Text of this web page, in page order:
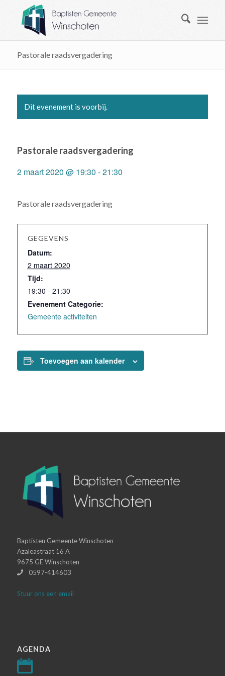
Pastorale raadsvergadering
Dit evenement is voorbij.
Pastorale raadsvergadering
2 maart 2020 @ 19:30 -21:30
Pastorale raadsvergadering
GEGEVENS
Datum:
2 maart 2020
Tijd:
19:30 - 21:30
Evenement Categorie:
Gemeente activiteiten
Toevoegen aan kalender
Baptisten Gemeente Winschoten
Azaleastraat 16 A
9675 GE Winschoten
0597-414603
Stuur ons een email
AGENDA